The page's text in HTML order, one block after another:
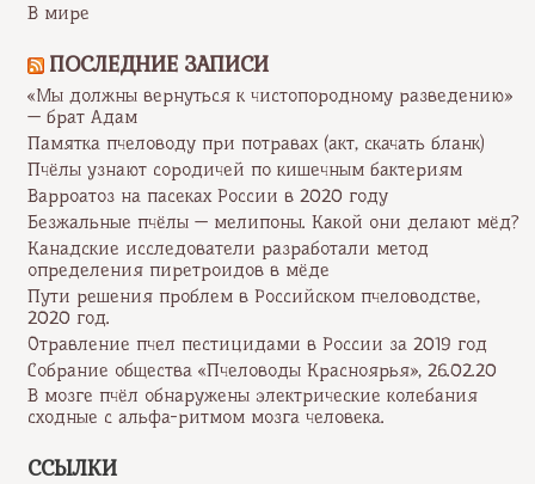
В мире
ПОСЛЕДНИЕ ЗАПИСИ
«Мы должны вернуться к чистопородному разведению»
— брат Адам
Памятка пчеловоду при потравах (акт, скачать бланк)
Пчёлы узнают сородичей по кишечным бактериям
Варроатоз на пасеках России в 2020 году
Безжальные пчёлы — мелипоны. Какой они делают мёд?
Канадские исследователи разработали метод
определения пиретроидов в мёде
Пути решения проблем в Российском пчеловодстве,
2020 год.
Отравление пчел пестицидами в России за 2019 год
Собрание общества «Пчеловоды Красноярья», 26.02.20
В мозге пчёл обнаружены электрические колебания
сходные с альфа-ритмом мозга человека.
ССЫЛКИ